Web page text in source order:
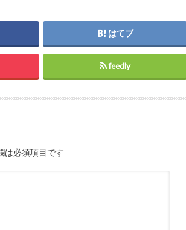
はてブ
feedly
は必須項目です